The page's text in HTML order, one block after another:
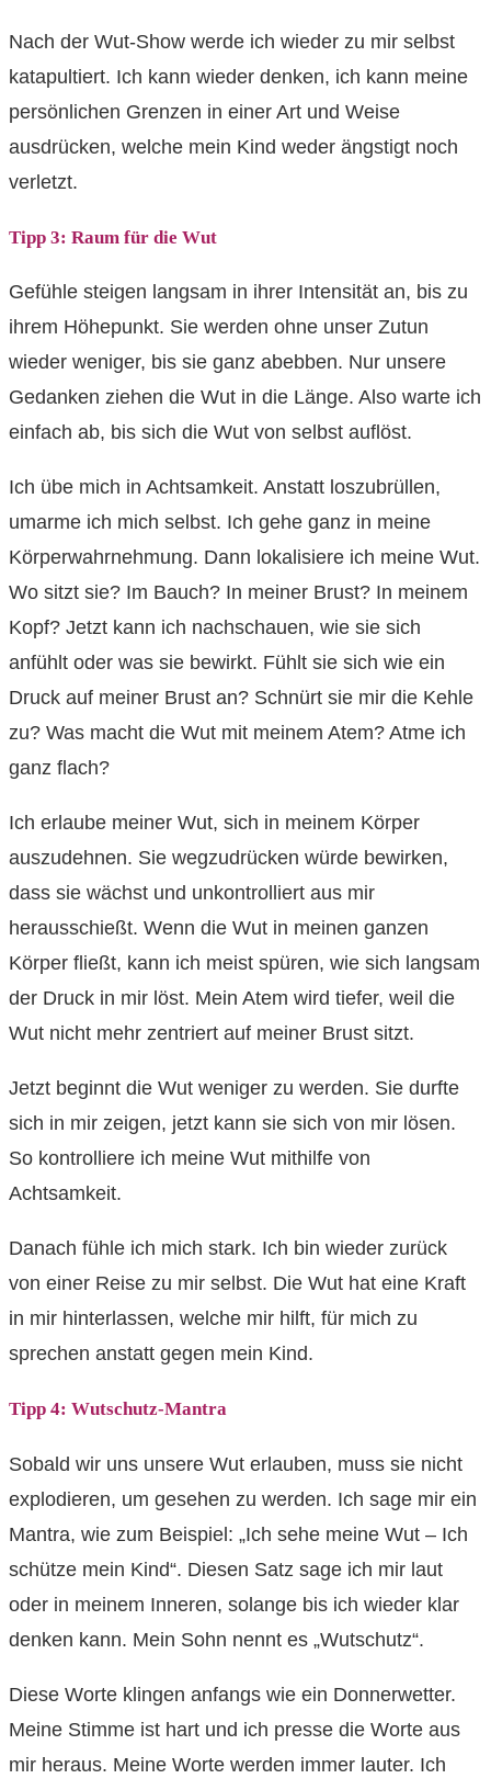
Nach der Wut-Show werde ich wieder zu mir selbst
katapultiert. Ich kann wieder denken, ich kann meine
persönlichen Grenzen in einer Art und Weise
ausdrücken, welche mein Kind weder ängstigt noch
verletzt.
Tipp 3: Raum für die Wut
Gefühle steigen langsam in ihrer Intensität an, bis zu
ihrem Höhepunkt. Sie werden ohne unser Zutun
wieder weniger, bis sie ganz abebben. Nur unsere
Gedanken ziehen die Wut in die Länge. Also warte ich
einfach ab, bis sich die Wut von selbst auflöst.
Ich übe mich in Achtsamkeit. Anstatt loszubrüllen,
umarme ich mich selbst. Ich gehe ganz in meine
Körperwahrnehmung. Dann lokalisiere ich meine Wut.
Wo sitzt sie? Im Bauch? In meiner Brust? In meinem
Kopf? Jetzt kann ich nachschauen, wie sie sich
anfühlt oder was sie bewirkt. Fühlt sie sich wie ein
Druck auf meiner Brust an? Schnürt sie mir die Kehle
zu? Was macht die Wut mit meinem Atem? Atme ich
ganz flach?
Ich erlaube meiner Wut, sich in meinem Körper
auszudehnen. Sie wegzudrücken würde bewirken,
dass sie wächst und unkontrolliert aus mir
herausschießt. Wenn die Wut in meinen ganzen
Körper fließt, kann ich meist spüren, wie sich langsam
der Druck in mir löst. Mein Atem wird tiefer, weil die
Wut nicht mehr zentriert auf meiner Brust sitzt.
Jetzt beginnt die Wut weniger zu werden. Sie durfte
sich in mir zeigen, jetzt kann sie sich von mir lösen.
So kontrolliere ich meine Wut mithilfe von
Achtsamkeit.
Danach fühle ich mich stark. Ich bin wieder zurück
von einer Reise zu mir selbst. Die Wut hat eine Kraft
in mir hinterlassen, welche mir hilft, für mich zu
sprechen anstatt gegen mein Kind.
Tipp 4: Wutschutz-Mantra
Sobald wir uns unsere Wut erlauben, muss sie nicht
explodieren, um gesehen zu werden. Ich sage mir ein
Mantra, wie zum Beispiel: „Ich sehe meine Wut – Ich
schütze mein Kind“. Diesen Satz sage ich mir laut
oder in meinem Inneren, solange bis ich wieder klar
denken kann. Mein Sohn nennt es „Wutschutz“.
Diese Worte klingen anfangs wie ein Donnerwetter.
Meine Stimme ist hart und ich presse die Worte aus
mir heraus. Meine Worte werden immer lauter. Ich